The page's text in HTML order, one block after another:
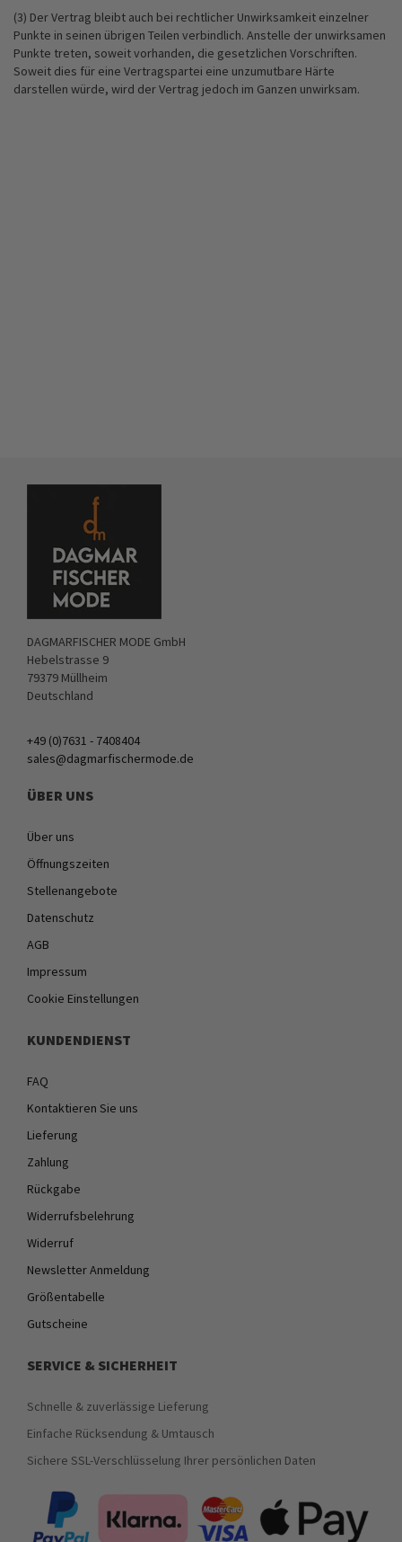
(3) Der Vertrag bleibt auch bei rechtlicher Unwirksamkeit einzelner
Punkte in seinen übrigen Teilen verbindlich. Anstelle der unwirksamen
Punkte treten, soweit vorhanden, die gesetzlichen Vorschriften.
Soweit dies für eine Vertragspartei eine unzumutbare Härte
darstellen würde, wird der Vertrag jedoch im Ganzen unwirksam.
DAGMARFISCHER MODE GmbH
Hebelstrasse 9
79379 Müllheim
Deutschland
+49 (0)7631 - 7408404
sales@dagmarfischermode.de
ÜBER UNS
Über uns
Öffnungszeiten
Stellenangebote
Datenschutz
AGB
Impressum
Cookie Einstellungen
KUNDENDIENST
FAQ
Kontaktieren Sie uns
Lieferung
Zahlung
Rückgabe
Widerrufsbelehrung
Widerruf
Newsletter Anmeldung
Größentabelle
Gutscheine
SERVICE & SICHERHEIT
Schnelle & zuverlässige Lieferung
Einfache Rücksendung & Umtausch
Sichere SSL-Verschlüsselung Ihrer persönlichen Daten